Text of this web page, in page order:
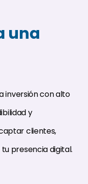
una
inversión con alto
y
clientes,
presencia digital.